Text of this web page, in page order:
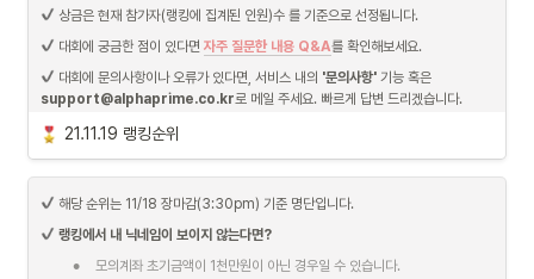
11/19(금) 기준, 수익률 랭킹순위가 중간인 3명에게 증정하는 상
상금은 현재 참가자(랭킹에 집계된 인원)수 를 기준으로 선정됩니다.
대회에 궁금한 점이 있다면 자주 질문한 내용 Q&A를 확인해보세요.
대회에 문의사항이나 오류가 있다면, 서비스 내의 '문의사항'
support@alphaprime.co.kr로 메일 주세요. 빠르게 답변 드리겠습니다.
21.11.19 랭킹순위
해당 순위는 11/18 장마감(3:30pm) 기준 명단입니다.
랭킹에서 내 닉네임이 보이지 않는다면?
• 모의계좌 초기금액이 1천만원이 아닌 경우일 수 있습니다.